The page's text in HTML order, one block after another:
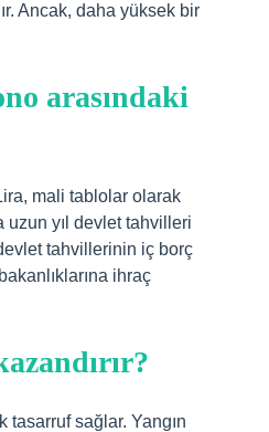
Ancak, daha yüksek bir
arasındaki
mali tablolar olarak
uzun yıl devlet tahvilleri
tahvillerinin iç borç
ihraç
tasarruf sağlar. Yangın